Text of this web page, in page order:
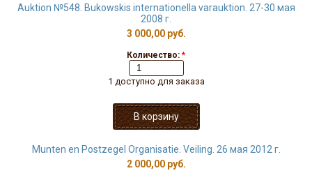
Auktion №548. Bukowskis internationella varauktion. 27-30 мая
2008 г.
3 000,00 руб.
Количество: *
1 доступно для заказа
Munten en Postzegel Organisatie. Veiling. 26 мая 2012 г.
2 000,00 руб.